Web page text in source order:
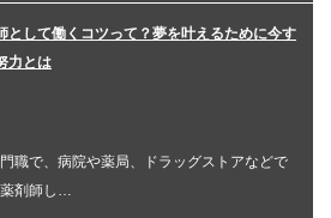
として働くコツって？夢を叶えるために今す
力とは
職で、病院や薬局、ドラッグストアなどで
剤師し…